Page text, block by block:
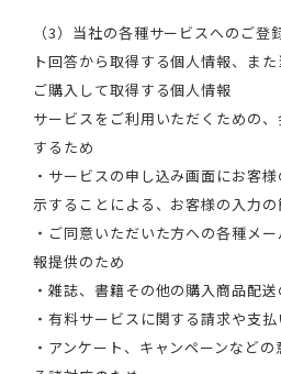
（3）当社の各種サービスへのご
ト回答から取得する個人情報、ま
ご購入して取得する個人情報
サービスをご利用いただくための
するため
・サービスの申し込み画面にお客
示することによる、お客様の入力
・ご同意いただいた方への各種メ
報提供のため
・雑誌、書籍その他の購入商品配
・有料サービスに関する請求や支
・アンケート、キャンペーンなど